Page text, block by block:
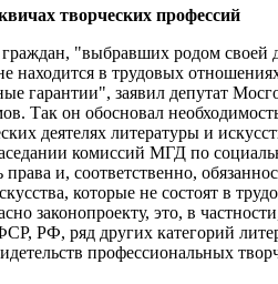
творческих профессий
"выбравших родом своей
находится в трудовых
гарантии", заявил депутат
Так он обосновал
деятелях литературы и
комиссий МГД по
и, соответственно,
которые не состоят в
законопроекту, это, в
РФ, ряд других категорий
профессиональных